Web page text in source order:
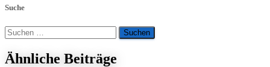
Suche
Suchen
nach:
Ähnliche Beiträge